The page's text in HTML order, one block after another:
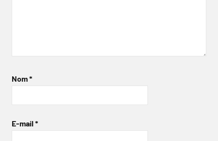
Nom*
E-mail *